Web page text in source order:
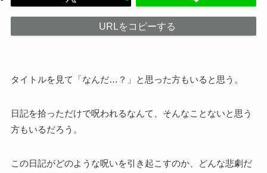
URLをコピーする
タイトルを見て「なんだ…？」と思った方もいると思う。
日記を拾っただけで呪われるなんて、そんなことないと思う
方もいるだろう。
この日記がどのような呪いを引き起こすのか、どんな悲劇だ